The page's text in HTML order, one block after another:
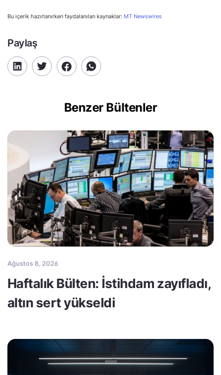
Bu içerik hazırlanırken faydalanılan kaynaklar: MT Newswires
Paylaş
Benzer Bültenler
Ağustos 8, 2026
Haftalık Bülten: İstihdam zayıfladı,
altın sert yükseldi